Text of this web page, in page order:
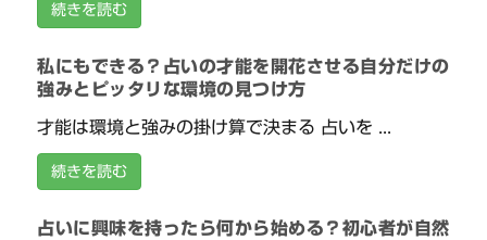
続きを読む
私にもできる？占いの才能を開花させる自分だけの
強みとピッタリな環境の見つけ方
才能は環境と強みの掛け算で決まる 占いを ...
続きを読む
占いに興味を持ったら何から始める？初心者が自然